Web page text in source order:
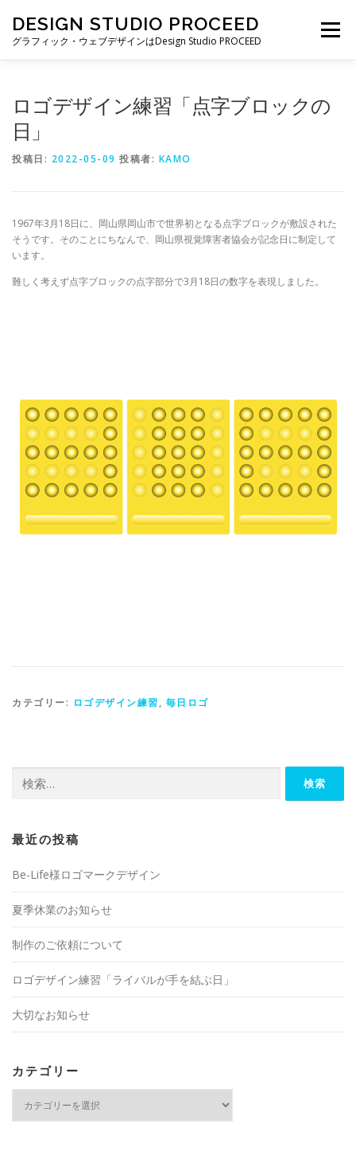
DESIGN STUDIO PROCEED
グラフィック・ウェブデザインはDesign Studio PROCEED
メニュー
ロゴデザイン練習「点字ブロックの
日」
投稿日: 2022-05-09 投稿者: KAMO
1967年3月18日に、岡山県岡山市で世界初となる点字ブロックが敷設された
そうです。そのことにちなんで、岡山県視覚障害者協会が記念日に制定して
います。
難しく考えず点字ブロックの点字部分で3月18日の数字を表現しました。
カテゴリー: ロゴデザイン練習, 毎日ロゴ
索:
最近の投稿
Be-Life様ロゴマークデザイン
夏季休業のお知らせ
制作のご依頼について
ロゴデザイン練習「ライバルが手を結ぶ日」
大切なお知らせ
カテゴリー